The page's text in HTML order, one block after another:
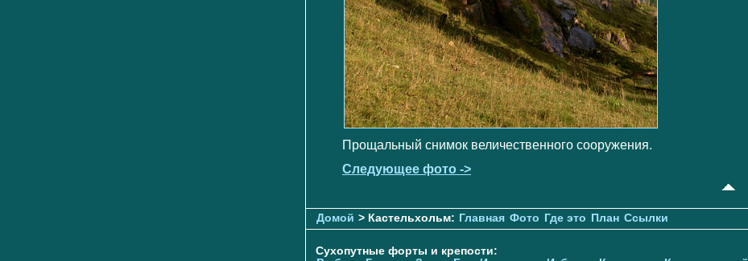
Прощальный снимок величественного сооружения.
Следующее фото ->
Домой > Кастельхольм: Главная Фото Где это План Ссылки
Сухопутные форты и крепости: